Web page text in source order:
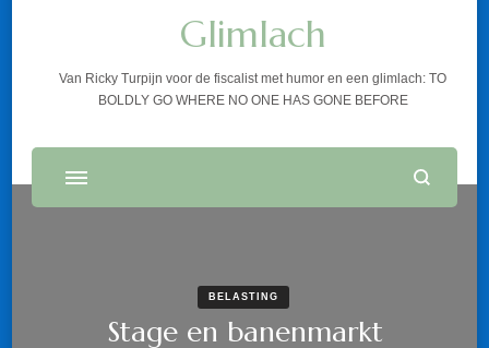
Glimlach
Van Ricky Turpijn voor de fiscalist met humor en een glimlach: TO
BOLDLY GO WHERE NO ONE HAS GONE BEFORE
BELASTING
Stage en banenmarkt